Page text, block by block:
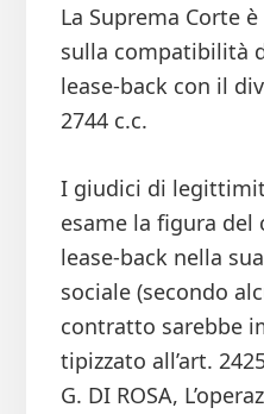
La Suprema Corte
sulla compatibilità
lease-back con il
2744 c.c.
I giudici di
esame la figura
lease-back nella
sociale (secondo
contratto sarebbe
tipizzato all’art.
G. DI ROSA,